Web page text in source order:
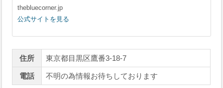
thebluecorner.jp
公式サイトを見る
住所 東京都目黒区鷹番3-18-7
電話 不明の為情報お待ちしております